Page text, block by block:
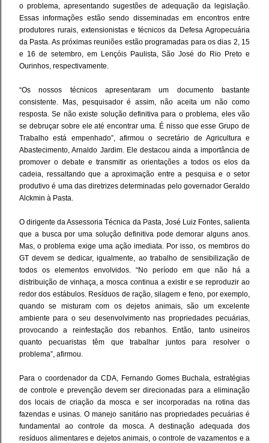
o problema, apresentando sugestões de adequação da legislação.
Essas informações estão sendo disseminadas em encontros entre
produtores rurais, extensionistas e técnicos da Defesa Agropecuária
da Pasta. As próximas reuniões estão programadas para os dias 2, 15
e 16 de setembro, em Lençóis Paulista, São José do Rio Preto e
Ourinhos, respectivamente.
“Os nossos técnicos apresentaram um documento bastante
consistente. Mas, pesquisador é assim, não aceita um não como
resposta. Se não existe solução definitiva para o problema, eles vão
se debruçar sobre ele até encontrar uma. É nisso que esse Grupo de
Trabalho está empenhado”, afirmou o secretário de Agricultura e
Abastecimento, Arnaldo Jardim. Ele destacou ainda a importância de
promover o debate e transmitir as orientações a todos os elos da
cadeia, ressaltando que a aproximação entre a pesquisa e o setor
produtivo é uma das diretrizes determinadas pelo governador Geraldo
Alckmin à Pasta.
O dirigente da Assessoria Técnica da Pasta, José Luiz Fontes, salienta
que a busca por uma solução definitiva pode demorar alguns anos.
Mas, o problema exige uma ação imediata. Por isso, os membros do
GT devem se dedicar, igualmente, ao trabalho de sensibilização de
todos os elementos envolvidos. “No período em que não há a
distribuição de vinhaça, a mosca continua a existir e se reproduzir ao
redor dos estábulos. Resíduos de ração, silagem e feno, por exemplo,
quando se misturam com os dejetos animais, são um excelente
ambiente para o seu desenvolvimento nas propriedades pecuárias,
provocando a reinfestação dos rebanhos. Então, tanto usineiros
quanto pecuaristas têm que trabalhar juntos para resolver o
problema”, afirmou.
Para o coordenador da CDA, Fernando Gomes Buchala, estratégias
de controle e prevenção devem ser direcionadas para a eliminação
dos locais de criação da mosca e ser incorporadas na rotina das
fazendas e usinas. O manejo sanitário nas propriedades pecuárias é
fundamental ao controle da mosca. A destinação adequada dos
resíduos alimentares e dejetos animais, o controle de vazamentos e a